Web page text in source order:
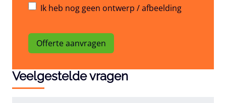
Ik heb nog geen ontwerp / afbeelding
Offerte aanvragen
Veelgestelde vragen